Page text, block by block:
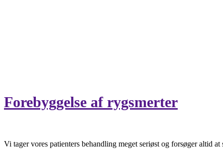
Forebyggelse af rygsmerter
Vi tager vores patienters behandling meget seriøst og forsøger altid